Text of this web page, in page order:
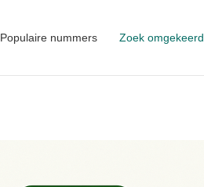
Populaire nummers Zoek omgekeerd